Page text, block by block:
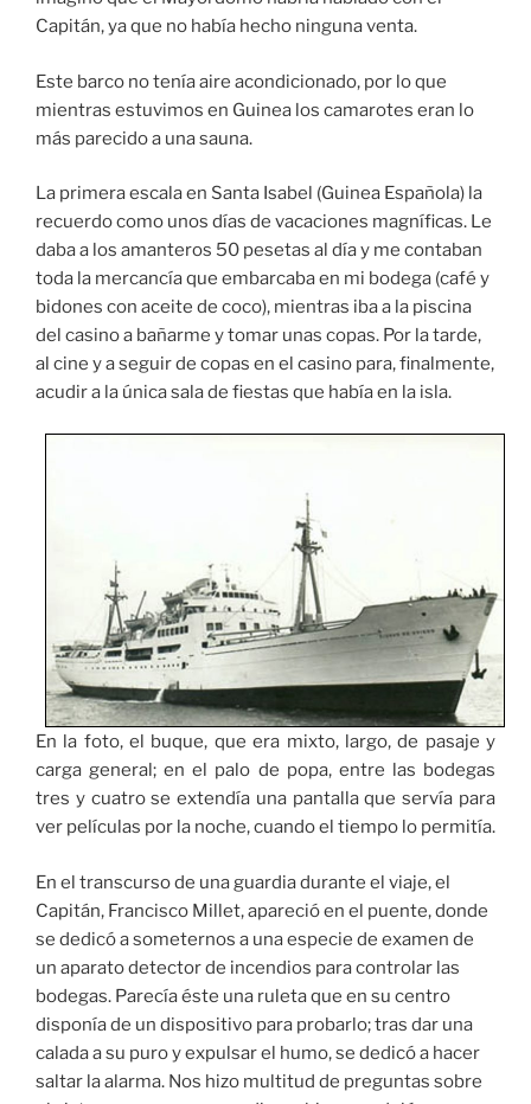
Capitán, ya que no había hecho ninguna venta.
Este barco no tenía aire acondicionado, por lo que
mientras estuvimos en Guinea los camarotes eran lo
más parecido a una sauna.
La primera escala en Santa Isabel (Guinea Española) la
recuerdo como unos días de vacaciones magníficas. Le
daba a los amanteros 50 pesetas al día y me contaban
toda la mercancía que embarcaba en mi bodega (café y
bidones con aceite de coco), mientras iba a la piscina
del casino a bañarme y tomar unas copas. Por la tarde,
al cine y a seguir de copas en el casino para, finalmente,
acudir a la única sala de fiestas que había en la isla.
En la foto, el buque, que era mixto, largo, de pasaje y
carga general; en el palo de popa, entre las bodegas
tres y cuatro se extendía una pantalla que servía para
ver películas por la noche, cuando el tiempo lo permitía.
En el transcurso de una guardia durante el viaje, el
Capitán, Francisco Millet, apareció en el puente, donde
se dedicó a someternos a una especie de examen de
un aparato detector de incendios para controlar las
bodegas. Parecía éste una ruleta que en su centro
disponía de un dispositivo para probarlo; tras dar una
calada a su puro y expulsar el humo, se dedicó a hacer
saltar la alarma. Nos hizo multitud de preguntas sobre